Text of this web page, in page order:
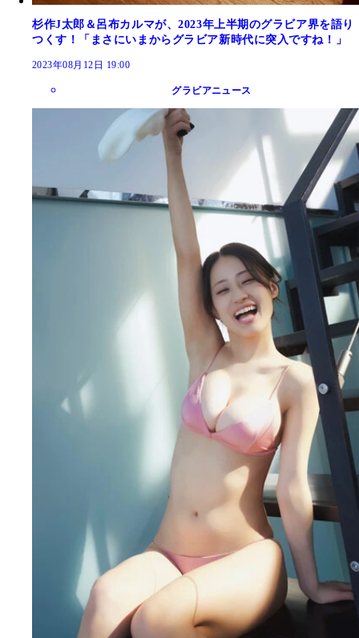
杉作J太郎＆呂布カルマが、2023年上半期のグラビア界を語り
つくす！「まさにいまからグラビア新時代に突入ですね！」
2023年08月12日 19:00
グラビアニュース